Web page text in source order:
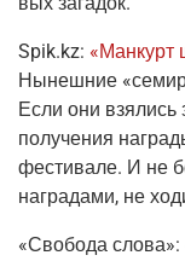
Spik.kz: «Ман­курт
Нынеш­ние
Если они взя­лись
полу­че­ния
фе­сти­ва­ле. И не
награ­да­ми, не
«Сво­бо­да сло­ва»: